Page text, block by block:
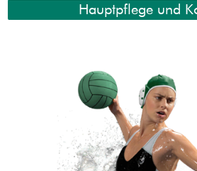
Hauptpflege und